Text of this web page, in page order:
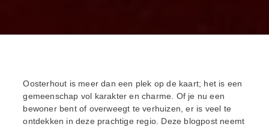
Oosterhout is meer dan een plek op de kaart; het is een
gemeenschap vol karakter en charme. Of je nu een
bewoner bent of overweegt te verhuizen, er is veel te
ontdekken in deze prachtige regio. Deze blogpost neemt